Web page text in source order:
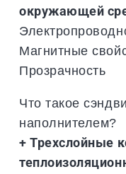
окружающей
Магнитные
Прозрачность
Что такое
наполнителем?
+ Трехслойные